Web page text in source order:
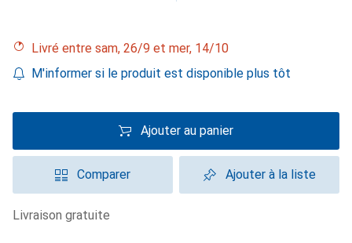
Livré entre sam, 26/9 et mer, 14/10
M'informer si le produit est disponible plus tôt
Ajouter au panier
Comparer Ajouter à la liste
livraison gratuite